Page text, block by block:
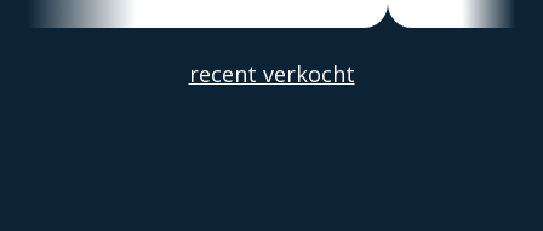
recent verkocht